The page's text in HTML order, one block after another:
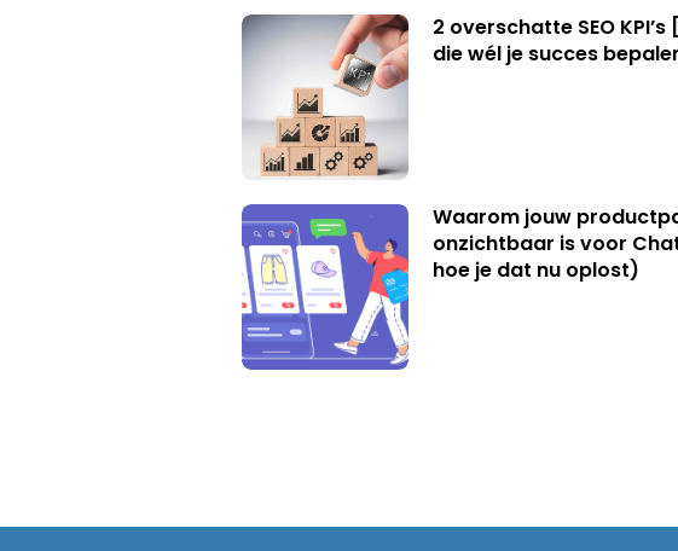
2 overschatte SEO
die wél je succes
Waarom jouw
onzichtbaar is voor
hoe je dat nu oplost)